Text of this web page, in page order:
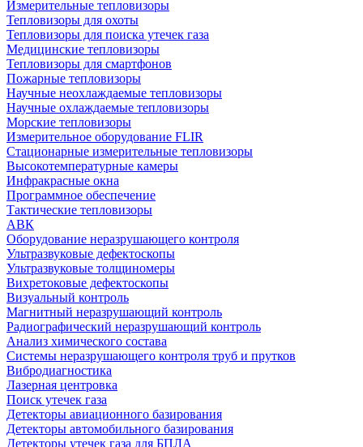
Измерительные тепловизоры
Тепловизоры для охоты
Тепловизоры для поиска утечек газа
Медицинские тепловизоры
Тепловизоры для смартфонов
Пожарные тепловизоры
Научные неохлаждаемые тепловизоры
Научные охлаждаемые тепловизоры
Морские тепловизоры
Измерительное оборудование FLIR
Стационарные измерительные тепловизоры
Высокотемпературные камеры
Инфракрасные окна
Программное обеспечение
Тактические тепловизоры
АВК
Оборудование неразрушающего контроля
Ультразвуковые дефектоскопы
Ультразвуковые толщиномеры
Вихретоковые дефектоскопы
Визуальный контроль
Магнитный неразрушающий контроль
Радиографический неразрушающий контроль
Анализ химического состава
Системы неразрушающего контроля труб и прутков
Вибродиагностика
Лазерная центровка
Поиск утечек газа
Детекторы авиационного базирования
Детекторы автомобильного базирования
Детекторы утечек газа для БПЛА